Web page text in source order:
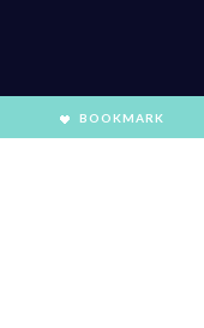
BOOKMARK